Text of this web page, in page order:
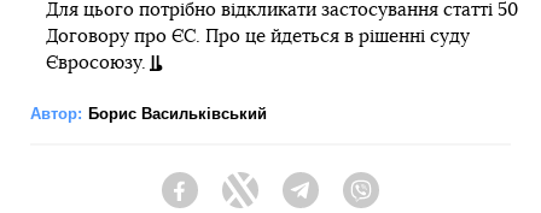
Для цього потрібно відкликати застосування статті 50
Договору про ЄС. Про це йдеться в рішенні суду
Євросоюзу.
Автор: Борис Васильківський
FacebookTwitter Telegram